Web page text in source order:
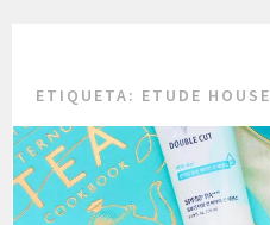
ETIQUETA: ETUDE HOUSE